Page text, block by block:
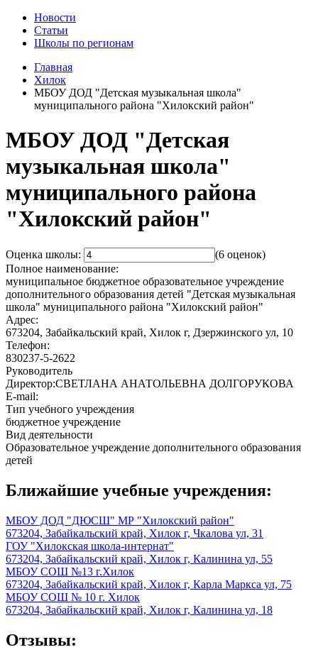
Новости
Статьи
Школы по регионам
Главная
Хилок
МБОУ ДОД "Детская музыкальная школа"
муниципального района "Хилокский район"
МБОУ ДОД "Детская
музыкальная школа"
муниципального района
"Хилокский район"
Оценка школы:
(6 оценок)
Полное наименование:
муниципальное бюджетное образовательное учреждение
дополнительного образования детей "Детская музыкальная
школа" муниципального района "Хилокский район"
Адрес:
673204, Забайкальский край, Хилок г, Дзержинского ул, 10
Телефон:
830237-5-2622
Руководитель
Директор:СВЕТЛАНА АНАТОЛЬЕВНА ДОЛГОРУКОВА
E-mail:
Тип учебного учреждения
бюджетное учреждение
Вид деятельности
Образовательное учреждение дополнительного образования
детей
Ближайшие учебные учреждения:
МБОУ ДОД "ДЮСШ" МР "Хилокский район"
673204, Забайкальский край, Хилок г, Чкалова ул, 31
ГОУ "Хилокская школа-интернат"
673204, Забайкальский край, Хилок г, Калинина ул, 55
МБОУ СОШ №13 г.Хилок
673204, Забайкальский край, Хилок г, Карла Маркса ул, 75
МБОУ СОШ № 10 г. Хилок
673204, Забайкальский край, Хилок г, Калинина ул, 18
Отзывы: